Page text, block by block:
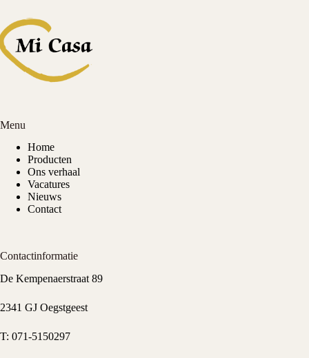
Menu
Home
Producten
Ons verhaal
Vacatures
Nieuws
Contact
Contactinformatie
De Kempenaerstraat 89
2341 GJ Oegstgeest
T: 071-5150297